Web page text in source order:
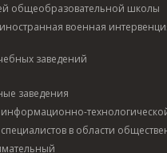
общеобразовательной школы
военная
заведений
заведения
в области